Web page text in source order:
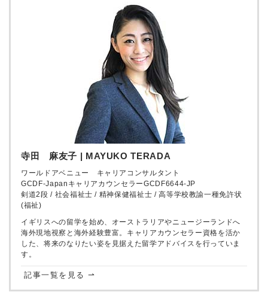
寺田 麻友子 | MAYUKO TERADA
ワールドアベニュー キャリアコンサルタント
GCDF-JapanキャリアカウンセラーGCDF6644-JP
剣道2段 / 社会福祉士 / 精神保健福祉士 / 高等学校教諭一種免許状
(福祉)
イギリスへの留学を始め、オーストラリアやニュージーランドへ
海外現地視察と海外経験豊富。キャリアカウンセラー資格を活か
した、将来のなりたい姿を見据えた留学アドバイスを行っていま
す。
記事一覧を見る ⇀